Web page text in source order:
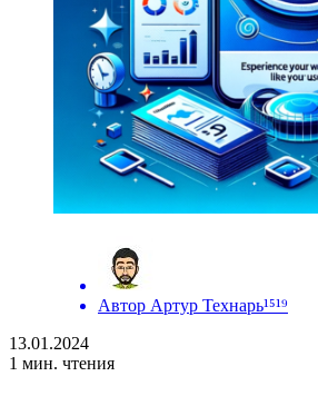
Автор Артур Технарь¹⁵¹⁹
13.01.2024
1 мин. чтения